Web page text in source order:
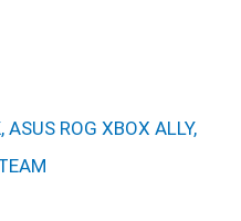
ROG XBOX ALLY,